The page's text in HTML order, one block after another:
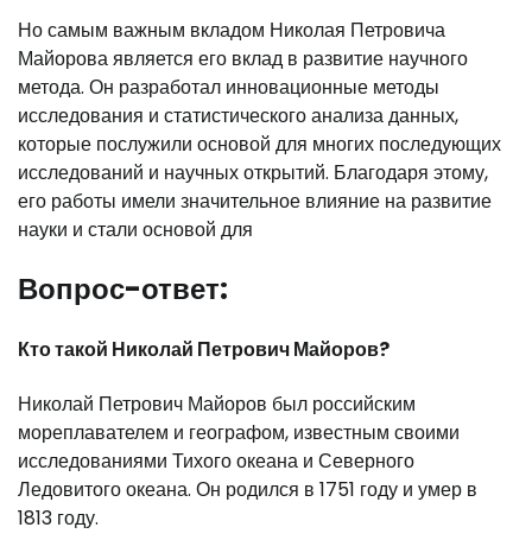
Но самым важным вкладом Николая Петровича
Майорова является его вклад в развитие научного
метода. Он разработал инновационные методы
исследования и статистического анализа данных,
которые послужили основой для многих последующих
исследований и научных открытий. Благодаря этому,
его работы имели значительное влияние на развитие
науки и стали основой для
Вопрос-ответ:
Кто такой Николай Петрович Майоров?
Николай Петрович Майоров был российским
мореплавателем и географом, известным своими
исследованиями Тихого океана и Северного
Ледовитого океана. Он родился в 1751 году и умер в
1813 году.